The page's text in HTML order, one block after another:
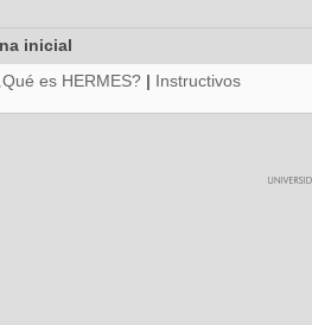
inicial
es HERMES? | Instructivos